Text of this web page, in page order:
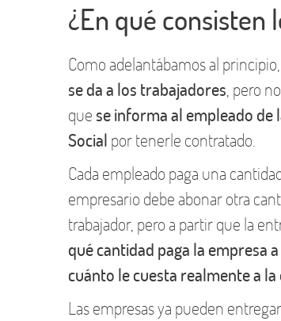
¿En qué consisten
Como adelantábamos al
se da a los trabajadores , pero
quese informa al empleado de
Social por tenerle contratado.
Cada empleado paga una
empresario debe abonar otra
trabajador, pero a partir que la
qué cantidad paga la empresa
cuánto le cuesta realmente a
Las empresas ya pueden